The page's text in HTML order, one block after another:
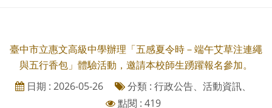
臺中市立惠文高級中學辦理「五感夏令時－端午艾草注連繩
與五行香包」體驗活動，邀請本校師生踴躍報名參加。
日期 : 2026-05-26
分類 : 行政公告、活動資訊、
點閱 : 419